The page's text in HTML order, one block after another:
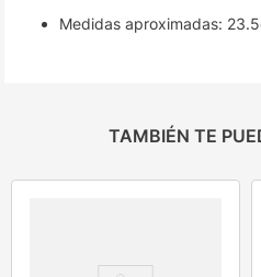
Medidas aproximadas:
TAMBIÉN TE